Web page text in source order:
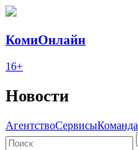
КомиОнлайн
16+
Новости
АгентствоСервисыКоманда